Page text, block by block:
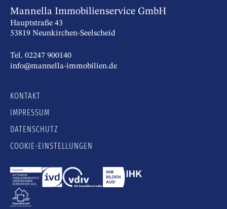
Mannella Immobilienservice GmbH
Hauptstraße 43
53819 Neunkirchen-Seelscheid
Tel. 02247 900140
info@mannella-immobilien.de
KONTAKT
IMPRESSUM
DATENSCHUTZ
COOKIE-EINSTELLUNGEN